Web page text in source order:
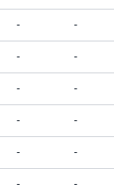
- -
- -
- -
- -
- -
- -